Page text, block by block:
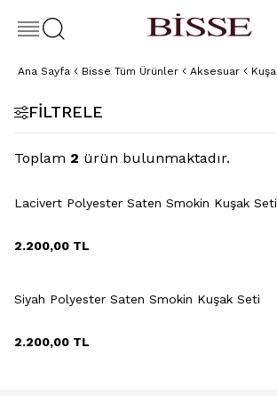
Ana Sayfa Bisse Tüm Ürünler Aksesuar
FILTRELE
Toplam 2 ürün bulunmaktadır.
Lacivert Polyester Saten Smokin Kuşak Seti
2.200,00 TL
Siyah Polyester Saten Smokin Kuşak Seti
2.200,00 TL